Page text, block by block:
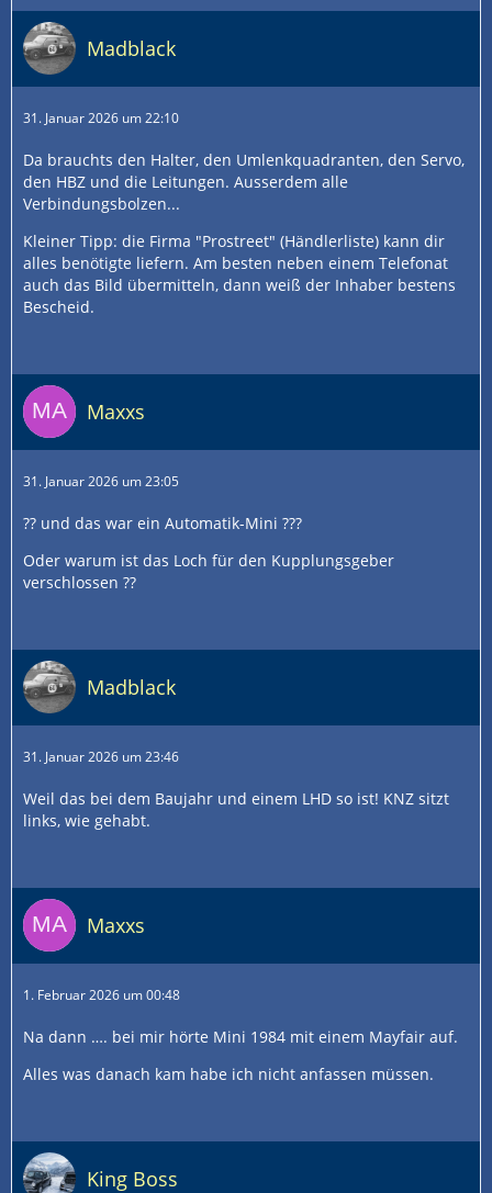
Madblack
31. Januar 2026 um 22:10
Da brauchts den Halter, den Umlenkquadranten, den Servo,
den HBZ und die Leitungen. Ausserdem alle
Verbindungsbolzen...
Kleiner Tipp: die Firma "Prostreet" (Händlerliste) kann dir
alles benötigte liefern. Am besten neben einem Telefonat
auch das Bild übermitteln, dann weiß der Inhaber bestens
Bescheid.
Maxxs
31. Januar 2026 um 23:05
?? und das war ein Automatik-Mini ???
Oder warum ist das Loch für den Kupplungsgeber
verschlossen ??
Madblack
31. Januar 2026 um 23:46
Weil das bei dem Baujahr und einem LHD so ist! KNZ sitzt
links, wie gehabt.
Maxxs
1. Februar 2026 um 00:48
Na dann …. bei mir hörte Mini 1984 mit einem Mayfair auf.
Alles was danach kam habe ich nicht anfassen müssen.
King Boss